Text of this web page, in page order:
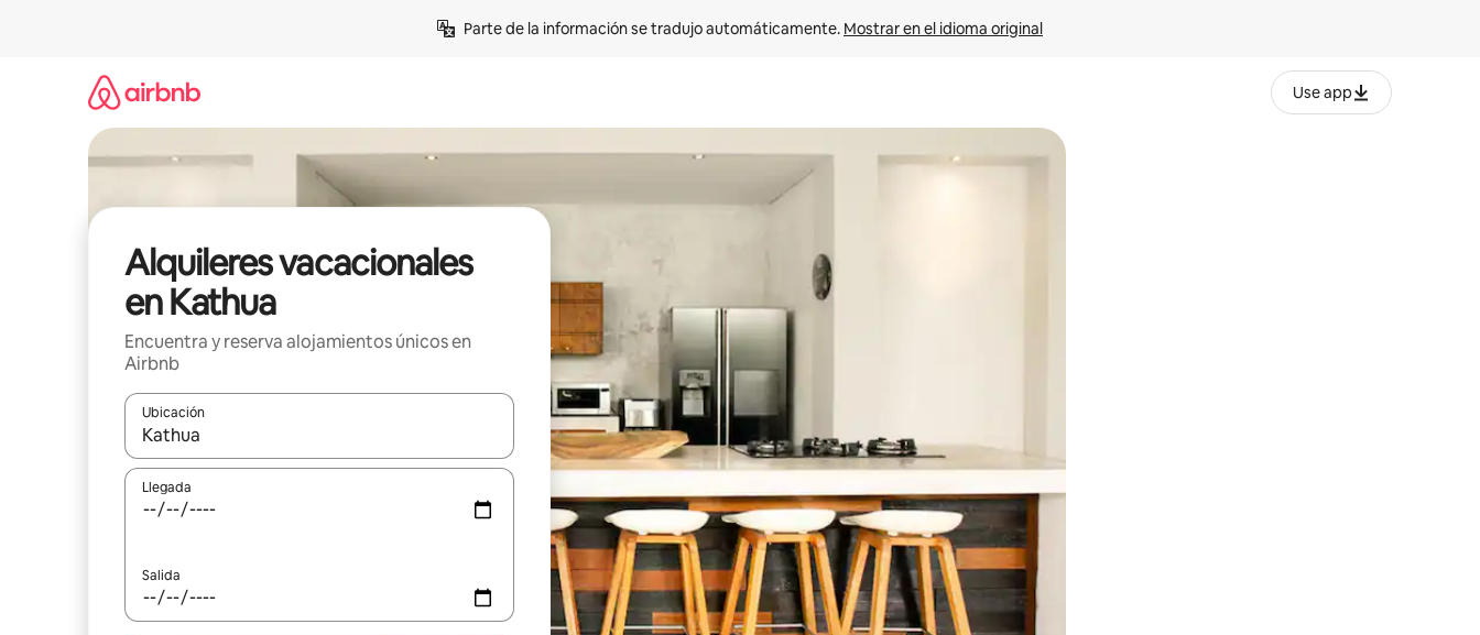
Parte de la información se tradujo automáticamente. Mostrar en el idioma original
Use app
Alquileres vacacionales
en Kathua
Encuentra y reserva alojamientos únicos en
Airbnb
Ubicación
Cuando los resultados estén disponibles, navega con las teclas de flecha hacia arriba y hacia abajo o explora con el tacto o desliza el dedo.
Llegada
Salida